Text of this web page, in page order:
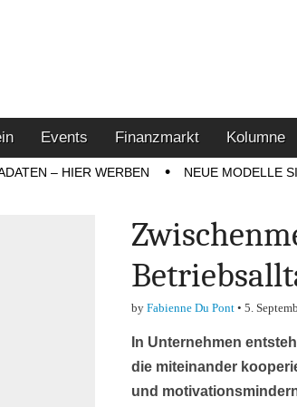
Events Finanzmarkt Kolumne
– HIER WERBEN NEUE MODELLE
by Fabienne Du Pont • 5.
In Unternehmen
die miteinander
und